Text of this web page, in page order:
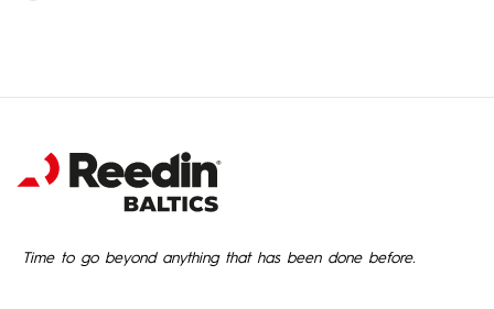
Time to go beyond anything that has been done before.